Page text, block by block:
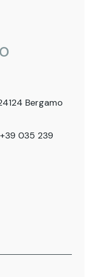
o
Bergamo
+39 035 239